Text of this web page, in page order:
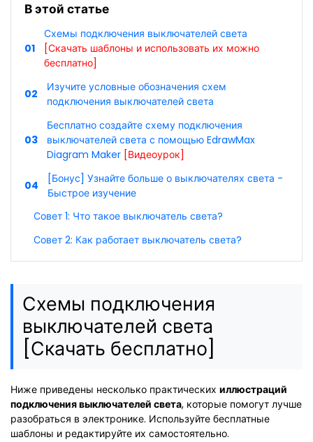
В этой статье
01
Схемы подключения выключателей света
[Скачать шаблоны и использовать их можно
бесплатно]
02
Изучите условные обозначения схем
подключения выключателей света
03
Бесплатно создайте схему подключения
выключателей света с помощью EdrawMax
Diagram Maker [Видеоурок]
04
[Бонус] Узнайте больше о выключателях света -
Быстрое изучение
Совет 1: Что такое выключатель света?
Совет 2: Как работает выключатель света?
Схемы подключения
выключателей света
[Скачать бесплатно]
Ниже приведены несколько практических иллюстраций
подключения выключателей света, которые помогут лучше
разобраться в электронике. Используйте бесплатные
шаблоны и редактируйте их самостоятельно.